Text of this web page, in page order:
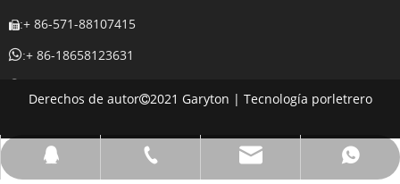
+ 86-18658123631
cherrylee@garyton.cn
+ 86-18658123631
:+ 86-571-88107415
:+ 86-18658123631
: 657098666
Derechos de autor2021 Garyton | Tecnología porletrero